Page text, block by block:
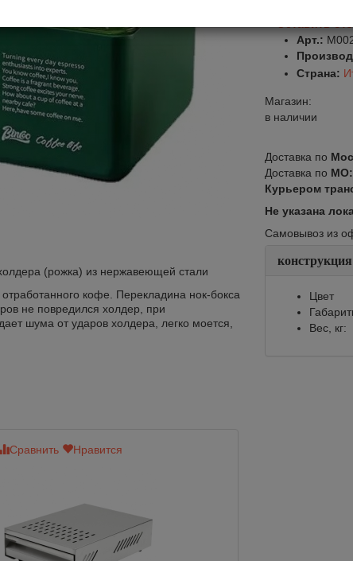
(рожка) из нержавеющей стали
кофе. Перекладина нок-бокса
не повредился холдер, при
шума от ударов холдера, легко моется,
Сравнить Нравится
Арт.:
Страна:
Магазин:
в наличии
Доставка по
Доставка по МО:
Курьером
Не указана
Самовывоз из
конструкция
Цвет
Вес, кг: